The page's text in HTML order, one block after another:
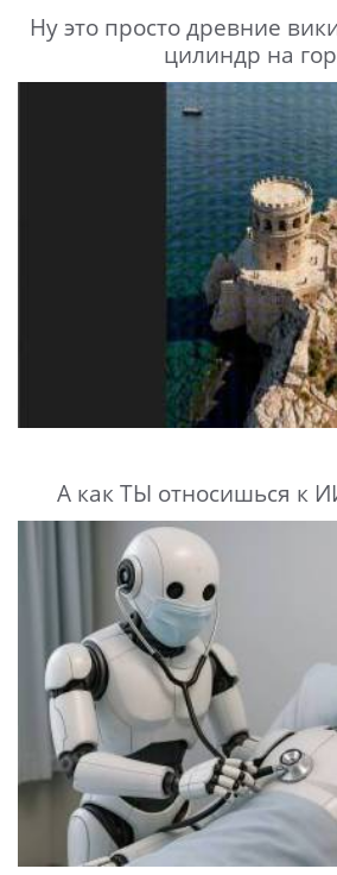
Ну это просто древние
цилиндр на
А как ТЫ относишься к